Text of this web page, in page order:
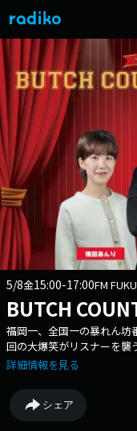
5/8金15:00-17:00FM
BUTCH
福岡一、全国一の暴れん坊
回の大爆笑がリスナーを襲
ント・ レディオショー。
ている元気一番プログ
チコ登場 】 ブチコ登場
どから気になる記事や話
詳細情報を見る
シェア